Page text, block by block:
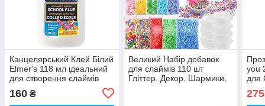
Канцелярський Клей Білий
Elmer's 118 мл ідеальний
для створення слаймів
160 ₴
Великий Набір добавок
для слаймів 110 шт
Гліттер, Декор, Шармики,
you
для
275